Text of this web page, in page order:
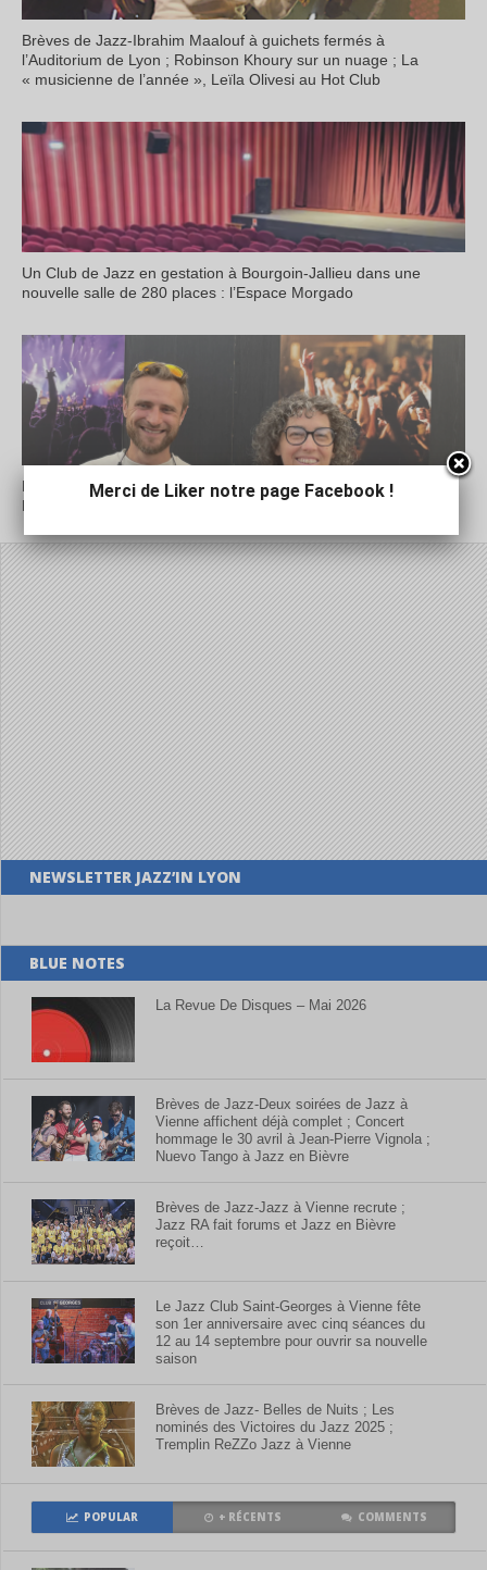
Brèves de Jazz-Ibrahim Maalouf à guichets fermés à
l’Auditorium de Lyon ; Robinson Khoury sur un nuage ; La
« musicienne de l’année », Leïla Olivesi au Hot Club
Un Club de Jazz en gestation à Bourgoin-Jallieu dans une
nouvelle salle de 280 places : l’Espace Morgado
Lancement à Vienne du Forum Jazz international : Auvergne-
Rhône-Alpes, une oasis pour le Jazz ?
NEWSLETTER JAZZ’IN LYON
BLUE NOTES
La Revue De Disques – Mai 2026
Brèves de Jazz-Deux soirées de Jazz à
Vienne affichent déjà complet ; Concert
hommage le 30 avril à Jean-Pierre Vignola ;
Nuevo Tango à Jazz en Bièvre
Brèves de Jazz-Jazz à Vienne recrute ;
Jazz RA fait forums et Jazz en Bièvre
reçoit…
Le Jazz Club Saint-Georges à Vienne fête
son 1er anniversaire avec cinq séances du
12 au 14 septembre pour ouvrir sa nouvelle
saison
Brèves de Jazz- Belles de Nuits ; Les
nominés des Victoires du Jazz 2025 ;
Tremplin ReZZo Jazz à Vienne
POPULAR + RÉCENTS COMMENTS
Merci de Liker notre page Facebook !